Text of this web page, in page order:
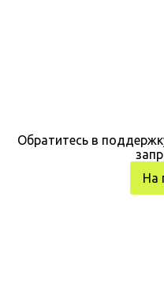
Обратитесь в
На